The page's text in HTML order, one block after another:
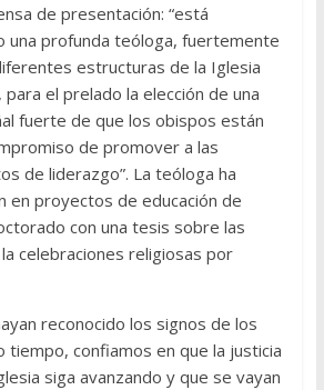
de presentación: “está
una profunda teóloga, fuertemente
estructuras de la Iglesia
para el prelado la elección de una
fuerte de que los obispos están
de promover a las
de liderazgo”. La teóloga ha
en proyectos de educación de
con una tesis sobre las
celebraciones religiosas por
reconocido los signos de los
tiempo, confiamos en que la justicia
siga avanzando y que se vayan